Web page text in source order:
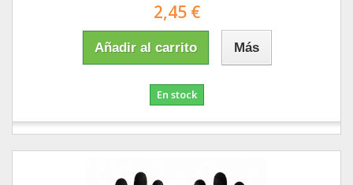
2,45 €
Añadir al carrito Más
En stock